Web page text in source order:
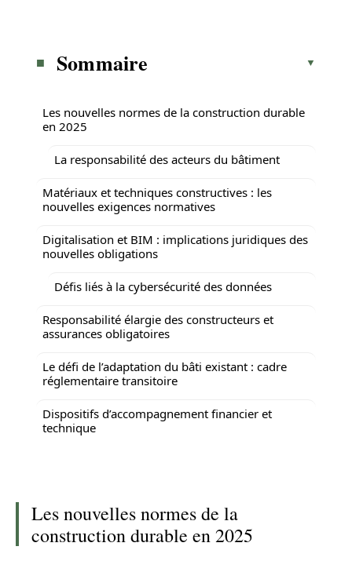
Sommaire
Les nouvelles normes de la construction durable
en 2025
La responsabilité des acteurs du bâtiment
Matériaux et techniques constructives : les
nouvelles exigences normatives
Digitalisation et BIM : implications juridiques des
nouvelles obligations
Défis liés à la cybersécurité des données
Responsabilité élargie des constructeurs et
assurances obligatoires
Le défi de l’adaptation du bâti existant : cadre
réglementaire transitoire
Dispositifs d’accompagnement financier et
technique
Les nouvelles normes de la
construction durable en 2025